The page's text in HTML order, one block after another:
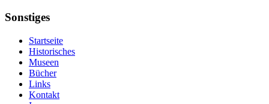
Sonstiges
Startseite
Historisches
Museen
Bücher
Links
Kontakt